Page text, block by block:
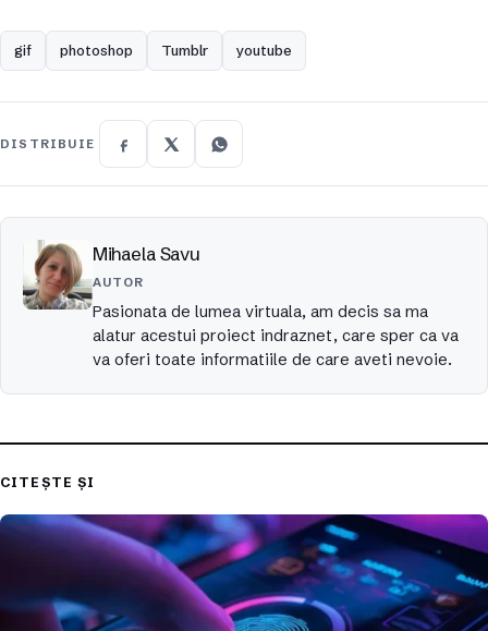
gif photoshop Tumblr youtube
DISTRIBUIE
Mihaela Savu
AUTOR
Pasionata de lumea virtuala, am decis sa ma
alatur acestui proiect indraznet, care sper ca va
va oferi toate informatiile de care aveti nevoie.
CITEȘTE ȘI